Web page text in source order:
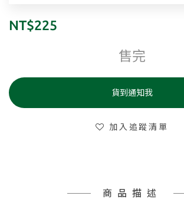
NT$225
售完
貨到通知我
加入追蹤清單
商品描述